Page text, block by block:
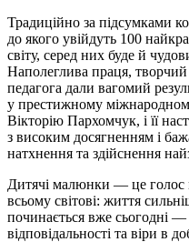
Традиційно за підсумками
до якого увійдуть 100
світу, серед них буде й
Наполеглива праця, творчий
педагога дали вагомий
у престижному
Вікторію Пархомчук, і її
з високим досягненням і
натхнення та здійснення
Дитячі малюнки — це голос
всьому світові: життя
починається вже сьогодні
відповідальності та віри в